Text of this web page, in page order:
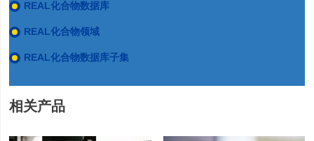
REAL化合物数据库
REAL化合物领域
REAL化合物数据库子集
相关产品